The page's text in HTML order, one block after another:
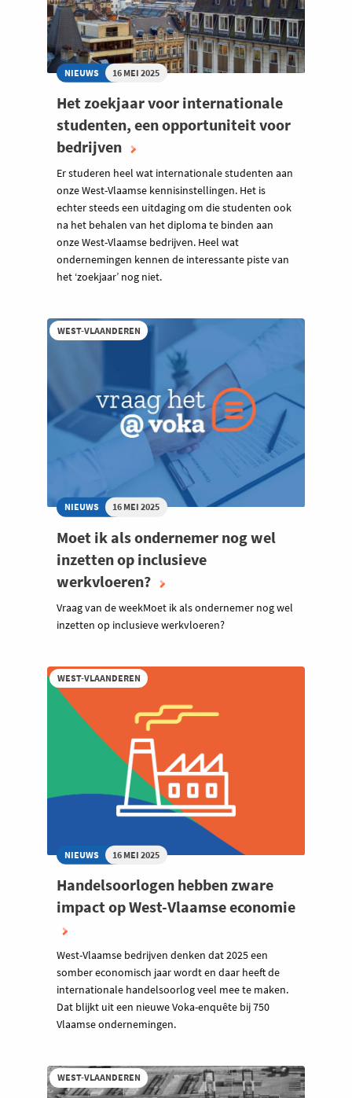
NIEUWS 16 MEI 2025
Het zoekjaar voor internationale
studenten, een opportuniteit voor
bedrijven
Er studeren heel wat internationale studenten aan
onze West-Vlaamse kennisinstellingen. Het is
echter steeds een uitdaging om die studenten ook
na het behalen van het diploma te binden aan
onze West-Vlaamse bedrijven. Heel wat
ondernemingen kennen de interessante piste van
het ‘zoekjaar’ nog niet.
WEST-VLAANDEREN
NIEUWS 16 MEI 2025
Moet ik als ondernemer nog wel
inzetten op inclusieve
werkvloeren?
Vraag van de weekMoet ik als ondernemer nog wel
inzetten op inclusieve werkvloeren?
WEST-VLAANDEREN
NIEUWS 16 MEI 2025
Handelsoorlogen hebben zware
impact op West-Vlaamse economie
West-Vlaamse bedrijven denken dat 2025 een
somber economisch jaar wordt en daar heeft de
internationale handelsoorlog veel mee te maken.
Dat blijkt uit een nieuwe Voka-enquête bij 750
Vlaamse ondernemingen.
WEST-VLAANDEREN